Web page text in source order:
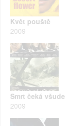
Květ pouště
2009
Smrt čeká všude
2009